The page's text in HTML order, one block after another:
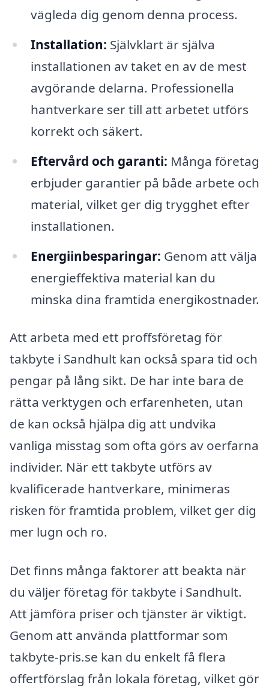
vägleda dig genom denna process.
Installation: Självklart är själva
installationen av taket en av de mest
avgörande delarna. Professionella
hantverkare ser till att arbetet utförs
korrekt och säkert.
Eftervård och garanti: Många företag
erbjuder garantier på både arbete och
material, vilket ger dig trygghet efter
installationen.
Energiinbesparingar: Genom att välja
energieffektiva material kan du
minska dina framtida energikostnader.
Att arbeta med ett proffsföretag för
takbyte i Sandhult kan också spara tid och
pengar på lång sikt. De har inte bara de
rätta verktygen och erfarenheten, utan
de kan också hjälpa dig att undvika
vanliga misstag som ofta görs av oerfarna
individer. När ett takbyte utförs av
kvalificerade hantverkare, minimeras
risken för framtida problem, vilket ger dig
mer lugn och ro.
Det finns många faktorer att beakta när
du väljer företag för takbyte i Sandhult.
Att jämföra priser och tjänster är viktigt.
Genom att använda plattformar som
takbyte-pris.se kan du enkelt få flera
offertförslag från lokala företag, vilket gör